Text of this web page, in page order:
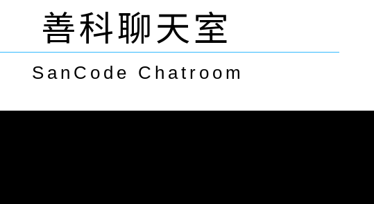
善科聊天室
SanCode Chatroom